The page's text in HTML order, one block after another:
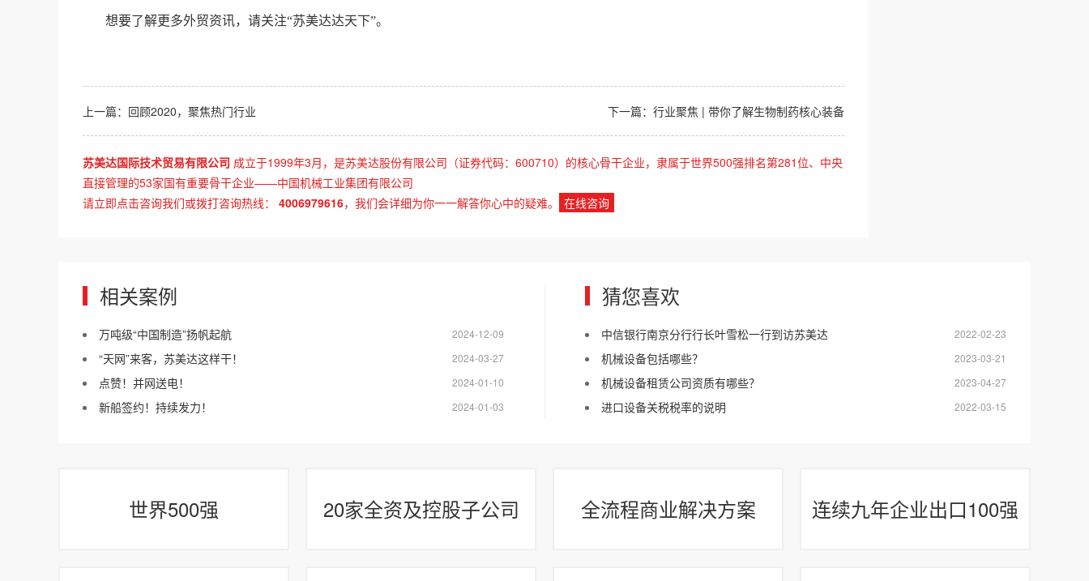
想要了解更多外贸资讯，请关注“苏美达达天下”。
上一篇： 回顾2020，聚焦热门行业 下一篇： 行业聚焦 | 带你了解生物制药核心装备
苏美达国际技术贸易有限公司 成立于1999年3月，是苏美达股份有限公司（证券代码：600710）的核心骨干企业，隶属于世界500强排名第281位、中央
直接管理的53家国有重要骨干企业——中国机械工业集团有限公司
请立即点击咨询我们或拨打咨询热线：
4006979616，我们会详细为你一一解答你心中的疑难。 在线咨询
相关案例
2024-12-09
万吨级“中国制造”扬帆起航
2024-03-27
“天网”来客，苏美达这样干！
2024-01-10
点赞！并网送电！
2024-01-03
新船签约！持续发力！
猜您喜欢
2022-02-23
中信银行南京分行行长叶雪松一行到访苏美达
2023-03-21
机械设备包括哪些？
2023-04-27
机械设备租赁公司资质有哪些？
2022-03-15
进口设备关税税率的说明
世界500强 20家全资及控股子公司 全流程商业解决方案 连续九年企业出口100强